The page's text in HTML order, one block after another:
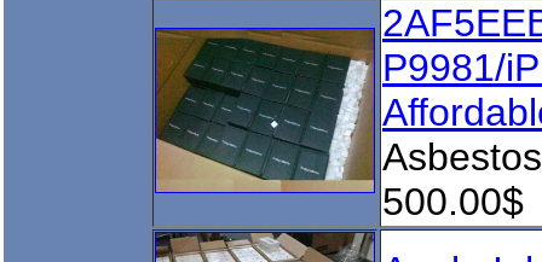
P9981/
Asbestos
500.00$